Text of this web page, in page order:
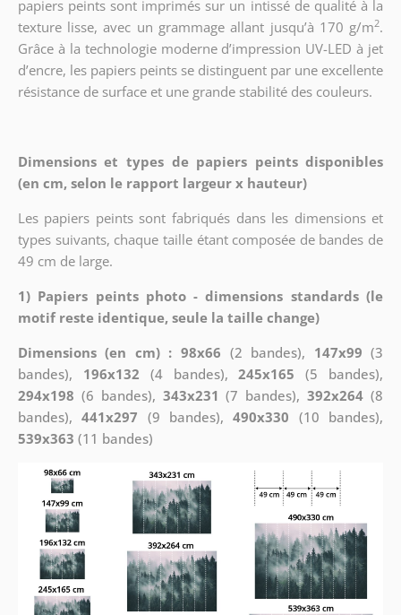
papiers peints sont imprimés sur un intissé de qualité à la
texture lisse, avec un grammage allant jusqu’à 170 g/m2.
Grâce à la technologie moderne d’impression UV-LED à jet
d’encre, les papiers peints se distinguent par une excellente
résistance de surface et une grande stabilité des couleurs.
Dimensions et types de papiers peints disponibles
(en cm, selon le rapport largeur x hauteur)
Les papiers peints sont fabriqués dans les dimensions et
types suivants, chaque taille étant composée de bandes de
49 cm de large.
1) Papiers peints photo - dimensions standards (le
motif reste identique, seule la taille change)
Dimensions (en cm) : 98x66 (2 bandes), 147x99 (3
bandes), 196x132 (4 bandes),245x165 (5 bandes),
294x198 (6 bandes), 343x231 (7 bandes),392x264 (8
bandes),441x297 (9 bandes),490x330 (10 bandes),
539x363 (11 bandes)